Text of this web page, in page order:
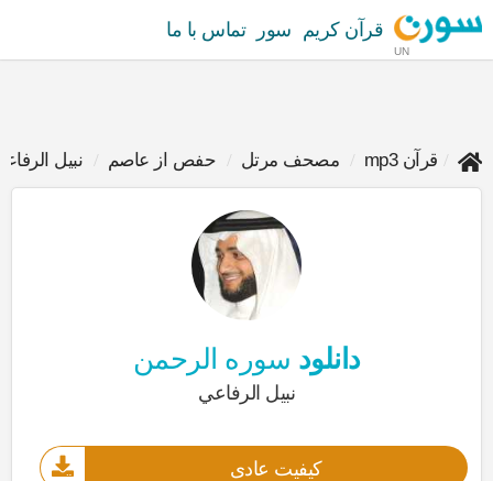
UN
قرآن کریم سور تماس با ما
قرآن mp3 مصحف مرتل حفص از عاصم نبيل
دانلود سوره الرحمن
نبيل الرفاعي
کیفیت عادی